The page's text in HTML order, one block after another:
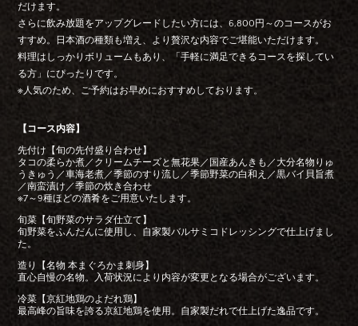
だけます。
さらに飲み放題をアップグレードしたい方には、6,800円～のコースがお
すすめ。日本酒の種類も増え、より贅沢な内容でご堪能いただけます。
料理はしっかりボリュームもあり、「手軽に満足できるコースを探してい
る方」にぴったりです。
※人気のため、ご予約はお早めにおすすめしております。
【コース内容】
先付け【旬の先付盛り合わせ】
タコの柔らか煮／クリームチーズと無花果／国産あんきも／大分名物りゅ
うきゅう／車海老煮／季節のすり流し／季節野菜の白和え／黒バイ貝旨煮
／南蛮漬け／季節の炊き合わせ
※7～9種ほどの酒肴をご用意いたします。
旬菜【旬野菜のサラダ仕立て】
旬野菜をふんだんに使用し、自家製バルサミコドレッシングで仕上げまし
た。
造り【名物 本まぐろかま刺身】
直心自慢の名物。入荷状況により内容が変更となる場合がございます。
冷菜【京紅地鶏のよだれ鶏】
最高峰の旨味を誇る京紅地鶏を使用。自家製だれで仕上げた逸品です。